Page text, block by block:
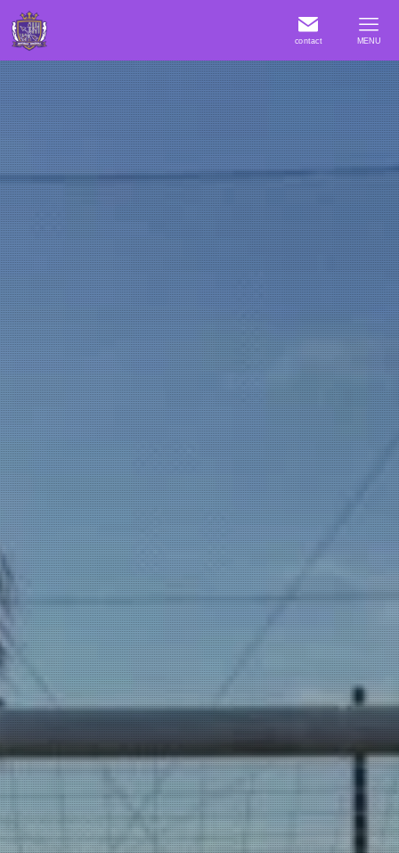
contact MENU